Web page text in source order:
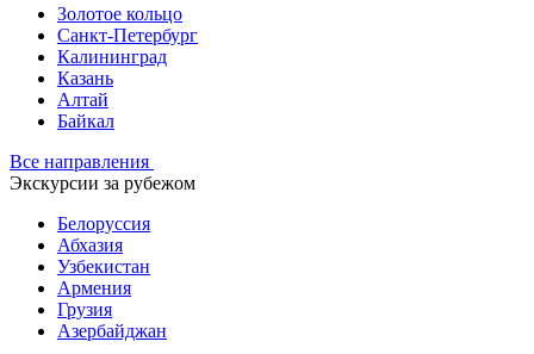
Золотое кольцо
Санкт-Петербург
Калининград
Казань
Алтай
Байкал
Все направления
Экскурсии за рубежом
Белоруссия
Абхазия
Узбекистан
Армения
Грузия
Азербайджан